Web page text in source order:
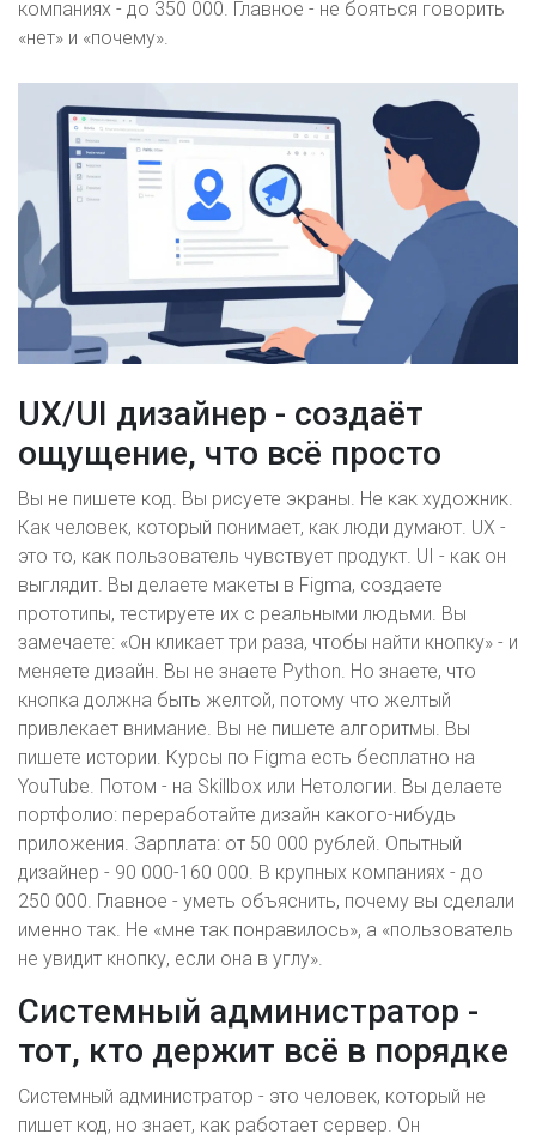
компаниях - до 350 000. Главное - не бояться говорить
«нет» и «почему».
UX/UI дизайнер - создаёт
ощущение, что всё просто
Вы не пишете код. Вы рисуете экраны. Не как художник.
Как человек, который понимает, как люди думают. UX -
это то, как пользователь чувствует продукт. UI - как он
выглядит. Вы делаете макеты в Figma, создаете
прототипы, тестируете их с реальными людьми. Вы
замечаете: «Он кликает три раза, чтобы найти кнопку» - и
меняете дизайн. Вы не знаете Python. Но знаете, что
кнопка должна быть желтой, потому что желтый
привлекает внимание. Вы не пишете алгоритмы. Вы
пишете истории. Курсы по Figma есть бесплатно на
YouTube. Потом - на Skillbox или Нетологии. Вы делаете
портфолио: переработайте дизайн какого-нибудь
приложения. Зарплата: от 50 000 рублей. Опытный
дизайнер - 90 000-160 000. В крупных компаниях - до
250 000. Главное - уметь объяснить, почему вы сделали
именно так. Не «мне так понравилось», а «пользователь
не увидит кнопку, если она в углу».
Системный администратор -
тот, кто держит всё в порядке
Системный администратор - это человек, который не
пишет код, но знает, как работает сервер. Он